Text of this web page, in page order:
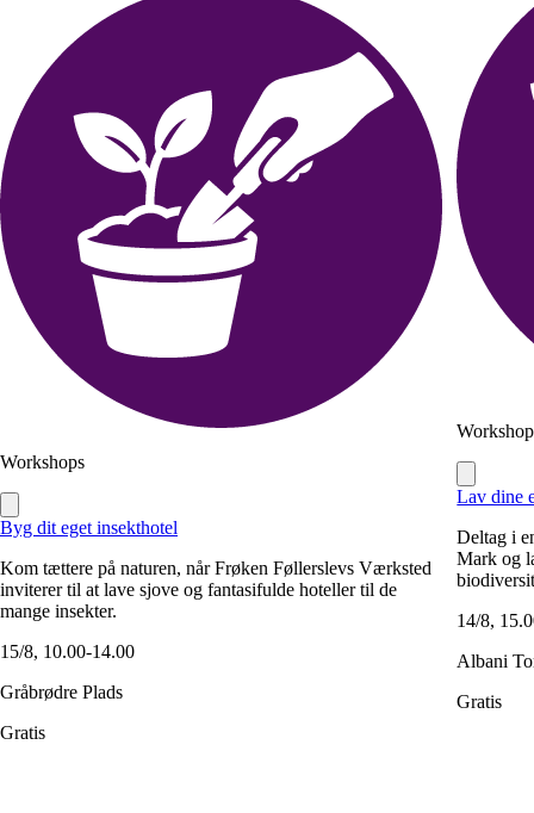
Workshops
Byg dit eget insekthotel
Kom tættere på naturen, når Frøken Føllerslevs Værksted
inviterer til at lave sjove og fantasifulde hoteller til de
mange insekter.
15/8, 10.00-14.00
Gråbrødre Plads
Gratis
Lav dine
Deltag i
Mark og
14/8,
Albani
Gratis